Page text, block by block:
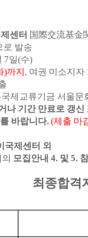
센터 国際交流基金
로 발송
7일(수)
)까지 , 여권 미소지자
교류기금 서울문
간 만료로 갱신 또
랍니다. (제출 마
국제센터 외
모집안내 4. 및 5.
최종합격